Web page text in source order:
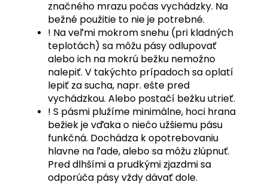
značného mrazu počas vychádzky. Na
bežné použitie to nie je potrebné.
! Na veľmi mokrom snehu (pri kladných
teplotách) sa môžu pásy odlupovať
alebo ich na mokrú bežku nemožno
nalepiť. V takýchto prípadoch sa oplatí
lepiť za sucha, napr. ešte pred
vychádzkou. Alebo postačí bežku utrieť.
! S pásmi plužíme minimálne, hoci hrana
bežiek je vďaka o niečo užšiemu pásu
funkčná. Dochádza k opotrebovaniu
hlavne na ľade, alebo sa môžu zlúpnuť.
Pred dlhšími a prudkými zjazdmi sa
odporúča pásy vždy dávať dole.